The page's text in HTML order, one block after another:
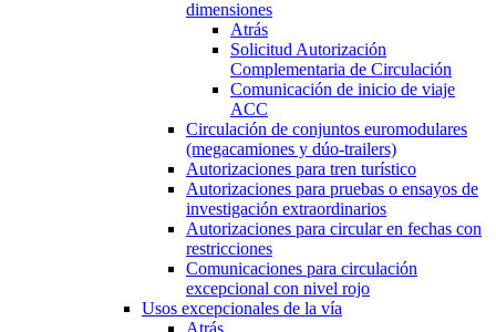
dimensiones
Atrás
Solicitud Autorización
Complementaria de Circulación
Comunicación de inicio de viaje
ACC
Circulación de conjuntos euromodulares
(megacamiones y dúo-trailers)
Autorizaciones para tren turístico
Autorizaciones para pruebas o ensayos de
investigación extraordinarios
Autorizaciones para circular en fechas con
restricciones
Comunicaciones para circulación
excepcional con nivel rojo
Usos excepcionales de la vía